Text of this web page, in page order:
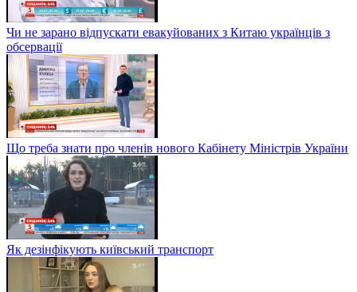
Чи не зарано відпускати евакуйованих з Китаю українців з
обсервації
Що треба знати про членів нового Кабінету Міністрів України
Як дезінфікують київський транспорт